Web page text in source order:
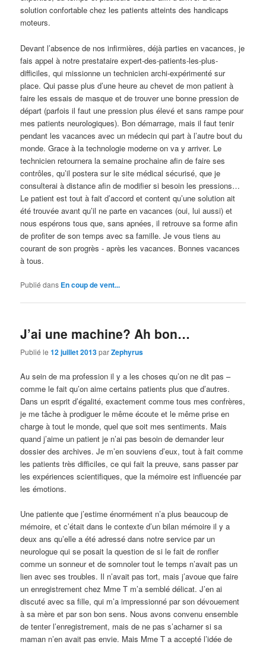
solution confortable chez les patients atteints des handicaps
moteurs.
Devant l’absence de nos infirmières, déjà parties en vacances, je
fais appel à notre prestataire expert-des-patients-les-plus-
difficiles, qui missionne un technicien archi-expérimenté sur
place. Qui passe plus d’une heure au chevet de mon patient à
faire les essais de masque et de trouver une bonne pression de
départ (parfois il faut une pression plus élevé et sans rampe pour
mes patients neurologiques). Bon démarrage, mais il faut tenir
pendant les vacances avec un médecin qui part à l’autre bout du
monde. Grace à la technologie moderne on va y arriver. Le
technicien retournera la semaine prochaine afin de faire ses
contrôles, qu’il postera sur le site médical sécurisé, que je
consulterai à distance afin de modifier si besoin les pressions…
Le patient est tout à fait d’accord et content qu’une solution ait
été trouvée avant qu’il ne parte en vacances (oui, lui aussi) et
nous espérons tous que, sans apnées, il retrouve sa forme afin
de profiter de son temps avec sa famille. Je vous tiens au
courant de son progrès - après les vacances. Bonnes vacances
à tous.
Publié dans En coup de vent...
J’ai une machine? Ah bon…
Publié le12 juillet 2013parZephyrus
Au sein de ma profession il y a les choses qu’on ne dit pas –
comme le fait qu’on aime certains patients plus que d’autres.
Dans un esprit d’égalité, exactement comme tous mes confrères,
je me tâche à prodiguer le même écoute et le même prise en
charge à tout le monde, quel que soit mes sentiments. Mais
quand j’aime un patient je n’ai pas besoin de demander leur
dossier des archives. Je m’en souviens d’eux, tout à fait comme
les patients très difficiles, ce qui fait la preuve, sans passer par
les expériences scientifiques, que la mémoire est influencée par
les émotions.
Une patiente que j’estime énormément n’a plus beaucoup de
mémoire, et c’était dans le contexte d’un bilan mémoire il y a
deux ans qu’elle a été adressé dans notre service par un
neurologue qui se posait la question de si le fait de ronfler
comme un sonneur et de somnoler tout le temps n’avait pas un
lien avec ses troubles. Il n’avait pas tort, mais j’avoue que faire
un enregistrement chez Mme T m’a semblé délicat. J’en ai
discuté avec sa fille, qui m’a impressionné par son dévouement
à sa mère et par son bon sens. Nous avons convenu ensemble
de tenter l’enregistrement, mais de ne pas s’acharner si sa
maman n’en avait pas envie. Mais Mme T a accepté l’idée de